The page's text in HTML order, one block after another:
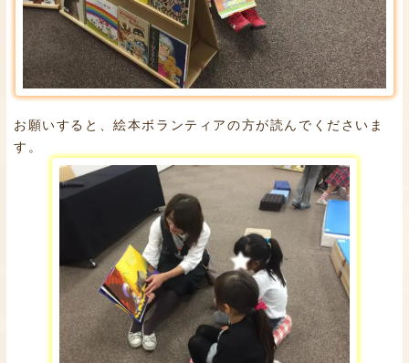
お願いすると、絵本ボランティアの方が読んでくださいま
す。